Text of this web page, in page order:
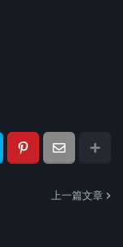
上一篇文章